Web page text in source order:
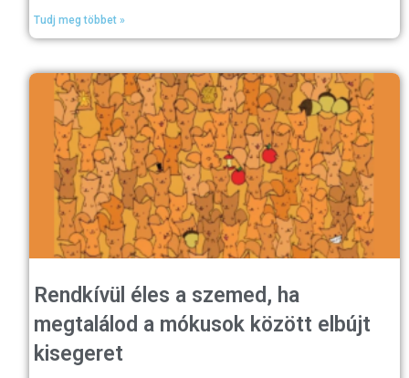
Tudj meg többet »
Rendkívül éles a szemed, ha
megtalálod a mókusok között elbújt
kisegeret